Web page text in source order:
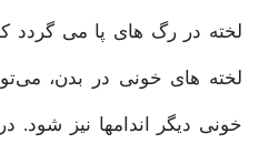
لخته در رگ های پا می
لخته های خونی در بدن،
خونی دیگر اندامها نیز شود.